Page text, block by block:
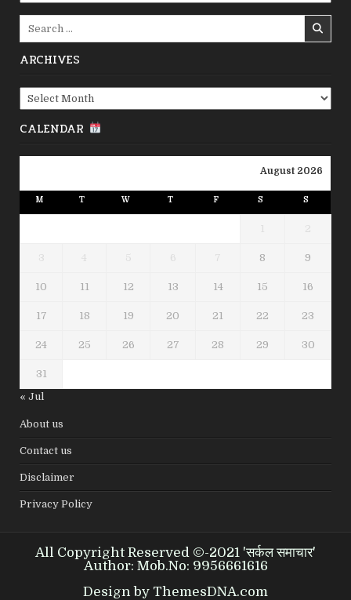
ARCHIVES
Archives
CALENDAR
August 2026
M T W T F S S
1 2
3 4 5 6 7 8 9
10 11 12 13 14 15 16
17 18 19 20 21 22 23
24 25 26 27 28 29 30
31
« Jul
About us
Contact us
Disclaimer
Privacy Policy
All Copyright Reserved ©-2021 'सर्कल समाचार'
Author: Mob.No: 9956661616
Design by ThemesDNA.com